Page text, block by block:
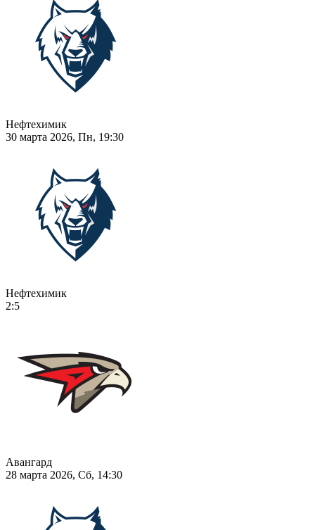
Нефтехимик
30 марта 2026, Пн, 19:30
Нефтехимик
2:5
Авангард
28 марта 2026, Сб, 14:30